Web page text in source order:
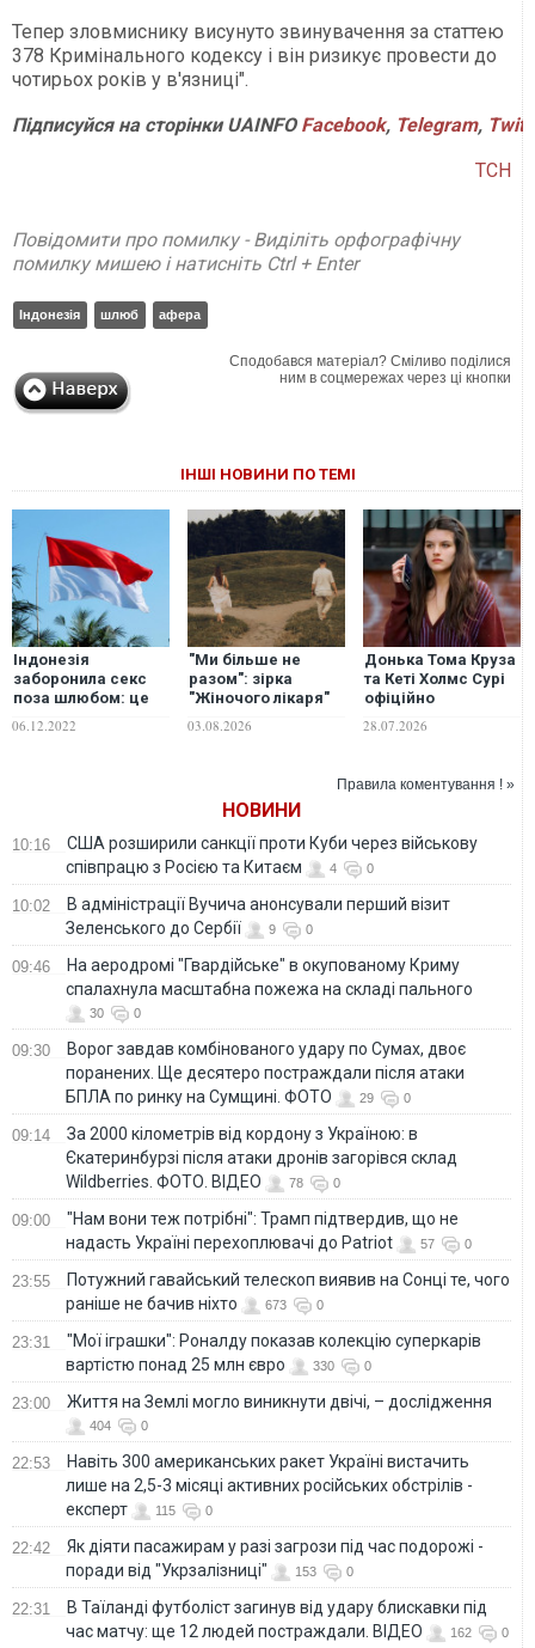
Тепер зловмиснику висунуто звинувачення за статтею
378 Кримінального кодексу і він ризикує провести до
чотирьох років у в'язниці".
Підписуйся на сторінки UAINFO Facebook, Telegram,
ТСН
Повідомити про помилку - Виділіть орфографічну
помилку мишею і натисніть Ctrl + Enter
Індонезія шлюб афера
Сподобався матеріал? Сміливо поділися
ним в соцмережах через ці кнопки
ІНШІ НОВИНИ ПО ТЕМІ
Індонезія
заборонила секс
поза шлюбом: це
іноземців
06.12.2022
"Ми більше не
разом": зірка
"Жіночого лікаря"
розлучення
03.08.2026
Донька Тома Круза
та Кеті Холмс Сурі
офіційно
прізвища батька
28.07.2026
Правила коментування ! »
НОВИНИ
10:16
США розширили санкції проти Куби через військову
співпрацю з Росією та Китаєм
4 0
10:02
В адміністрації Вучича анонсували перший візит
Зеленського до Сербії
9 0
09:46
На аеродромі "Гвардійське" в окупованому Криму
спалахнула масштабна пожежа на складі пального
30 0
09:30
Ворог завдав комбінованого удару по Сумах, двоє
поранених. Ще десятеро постраждали після атаки
БПЛА по ринку на Сумщині. ФОТО
29 0
09:14
За 2000 кілометрів від кордону з Україною: в
Єкатеринбурзі після атаки дронів загорівся склад
Wildberries. ФОТО. ВІДЕО
78 0
09:00
"Нам вони теж потрібні": Трамп підтвердив, що не
надасть Україні перехоплювачі до Patriot
57 0
23:55
Потужний гавайський телескоп виявив на Сонці те, чого
раніше не бачив ніхто
673 0
23:31
"Мої іграшки": Роналду показав колекцію суперкарів
вартістю понад 25 млн євро
330 0
23:00 Життя на Землі могло виникнути двічі, – дослідження
404 0
22:53
Навіть 300 американських ракет Україні вистачить
лише на 2,5-3 місяці активних російських обстрілів -
експерт
115 0
22:42
Як діяти пасажирам у разі загрози під час подорожі -
поради від "Укрзалізниці"
153 0
22:31
В Таїланді футболіст загинув від удару блискавки під
час матчу: ще 12 людей постраждали. ВІДЕО
162 0